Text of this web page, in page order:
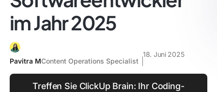
im Jahr 2025
Pavitra MContent Operations Specialist
18. Juni 2025
Treffen Sie ClickUp Brain: Ihr Coding-